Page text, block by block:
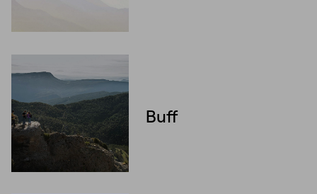
UnmuteSettings
Buff